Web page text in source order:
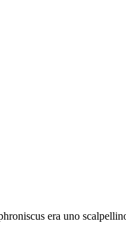
era uno